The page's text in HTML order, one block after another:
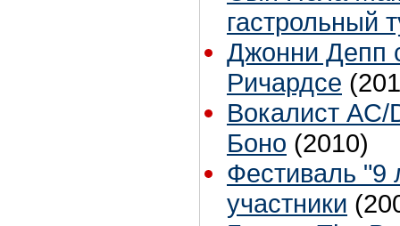
гастрольный
Джонни Депп
Ричардсе
Вокалист AC/
Боно (2010)
Фестиваль "9
участники